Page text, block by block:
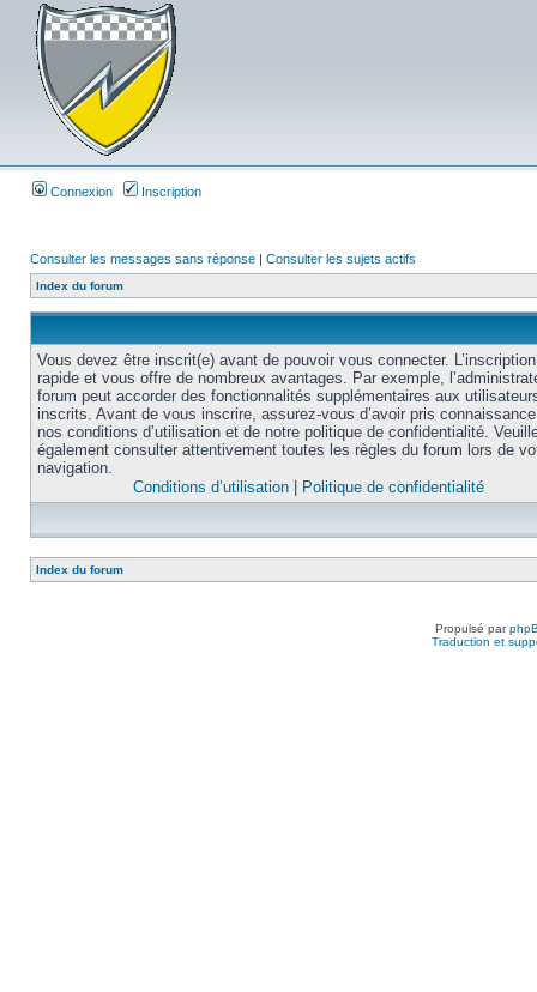
Connexion Inscription
Consulter les messages sans réponse | Consulter les sujets actifs
Index du forum
Vous devez être inscrit(e) avant de pouvoir vous connecter.
rapide et vous offre de nombreux avantages. Par exemple,
forum peut accorder des fonctionnalités supplémentaires aux
inscrits. Avant de vous inscrire, assurez-vous d’avoir pris
nos conditions d’utilisation et de notre politique de confidentialité.
également consulter attentivement toutes les règles du forum lors de
navigation.
Conditions d’utilisation
Politique de confidentialité
Index du forum
Propulsé par
Traduction et